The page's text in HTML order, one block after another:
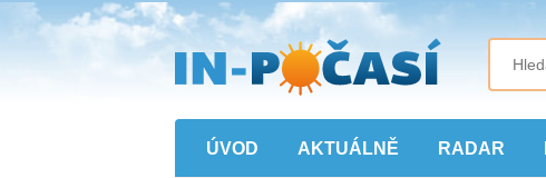
Přejít
na
hlavní
obsah
ÚVOD AKTUÁLNĚ RADAR